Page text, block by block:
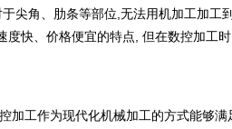
尖角、肋条等部位,无法用机加工加
快、价格便宜的特点, 但在数控加工
工作为现代化机械加工的方式能够